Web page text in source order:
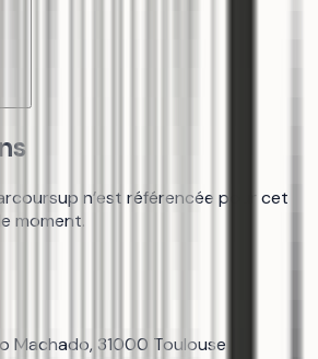
n’est référencée pour cet
moment.
Machado, 31000 Toulouse